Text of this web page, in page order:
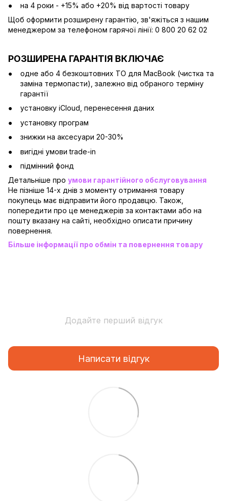
на 4 роки - +15% або +20% від вартості товару
Щоб оформити розширену гарантію, зв'яжіться з нашим
менеджером за телефоном гарячої лінії: 0 800 20 62 02
РОЗШИРЕНА ГАРАНТІЯ ВКЛЮЧАЄ
одне або 4 безкоштовних ТО для MacBook (чистка та
заміна термопасти), залежно від обраного терміну
гарантії
установку iCloud, перенесення даних
установку програм
знижки на аксесуари 20-30%
вигідні умови trade-in
підмінний фонд
Детальніше про умови гарантійного обслуговування
Не пізніше 14-х днів з моменту отримання товару
покупець має відправити його продавцю. Також,
попередити про це менеджерів за контактами або на
пошту вказану на сайті, необхідно описати причину
повернення.
Більше інформації про обмін та повернення товару
Додайте перший відгук
Написати відгук